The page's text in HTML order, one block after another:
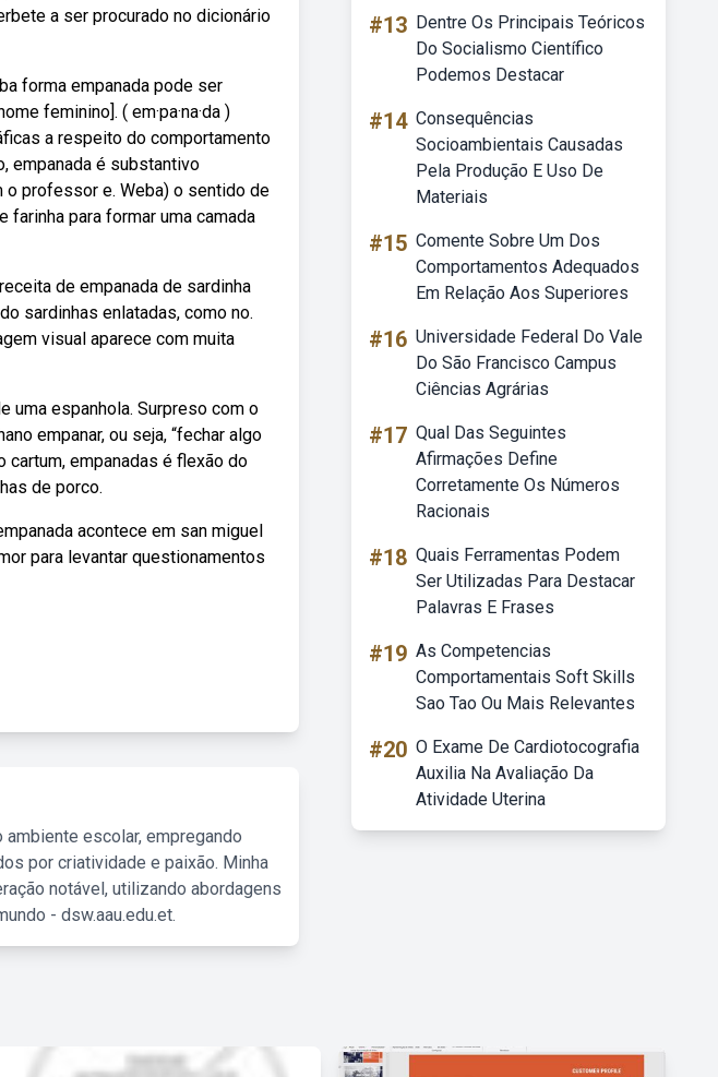
a ser procurado no dicionário
forma empanada pode ser
feminino]. ( em·pa·na·da )
a respeito do comportamento
empanada é substantivo
o professor e. Weba) o sentido de
para formar uma camada
de empanada de sardinha
sardinhas enlatadas, como no.
visual aparece com muita
uma espanhola. Surpreso com o
empanar, ou seja, “fechar algo
cartum, empanadas é flexão do
de porco.
acontece em san miguel
para levantar questionamentos
escolar, empregando
por criatividade e paixão. Minha
notável, utilizando abordagens
- dsw.aau.edu.et.
#13 Dentre Os Principais Teóricos
Do Socialismo Científico
Podemos Destacar
#14 Consequências
Socioambientais Causadas
Pela Produção E Uso De
Materiais
#15 Comente Sobre Um Dos
Comportamentos Adequados
Em Relação Aos Superiores
#16 Universidade Federal Do Vale
Do São Francisco Campus
Ciências Agrárias
#17 Qual Das Seguintes
Afirmações Define
Corretamente Os Números
Racionais
#18 Quais Ferramentas Podem
Ser Utilizadas Para Destacar
Palavras E Frases
#19 As Competencias
Comportamentais Soft Skills
Sao Tao Ou Mais Relevantes
#20 O Exame De Cardiotocografia
Auxilia Na Avaliação Da
Atividade Uterina